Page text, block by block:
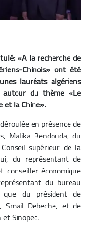
«A la recherche de
Chinois» ont été
lauréats algériens
autour du thème «Le
et la Chine».
en présence de
Malika Bendouda, du
supérieur de la
du représentant de
conseiller économique
du bureau
que du président de
Smail Debeche, et de
Sinopec.